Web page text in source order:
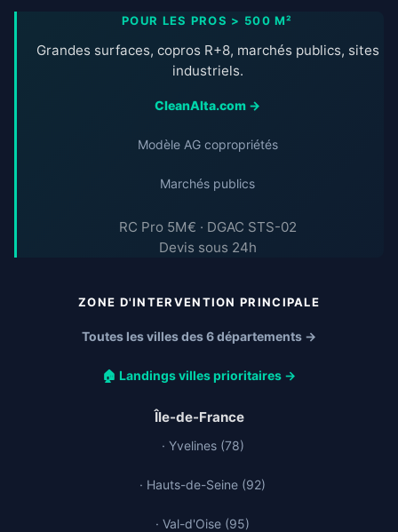
POUR LES PROS > 500 M²
Grandes surfaces, copros R+8, marchés publics, sites
industriels.
CleanAlta.com →
Modèle AG copropriétés
Marchés publics
RC Pro 5M€ · DGAC STS-02
Devis sous 24h
ZONE D'INTERVENTION PRINCIPALE
Toutes les villes des 6 départements →
🏠 Landings villes prioritaires →
Île-de-France
· Yvelines (78)
· Hauts-de-Seine (92)
· Val-d'Oise (95)